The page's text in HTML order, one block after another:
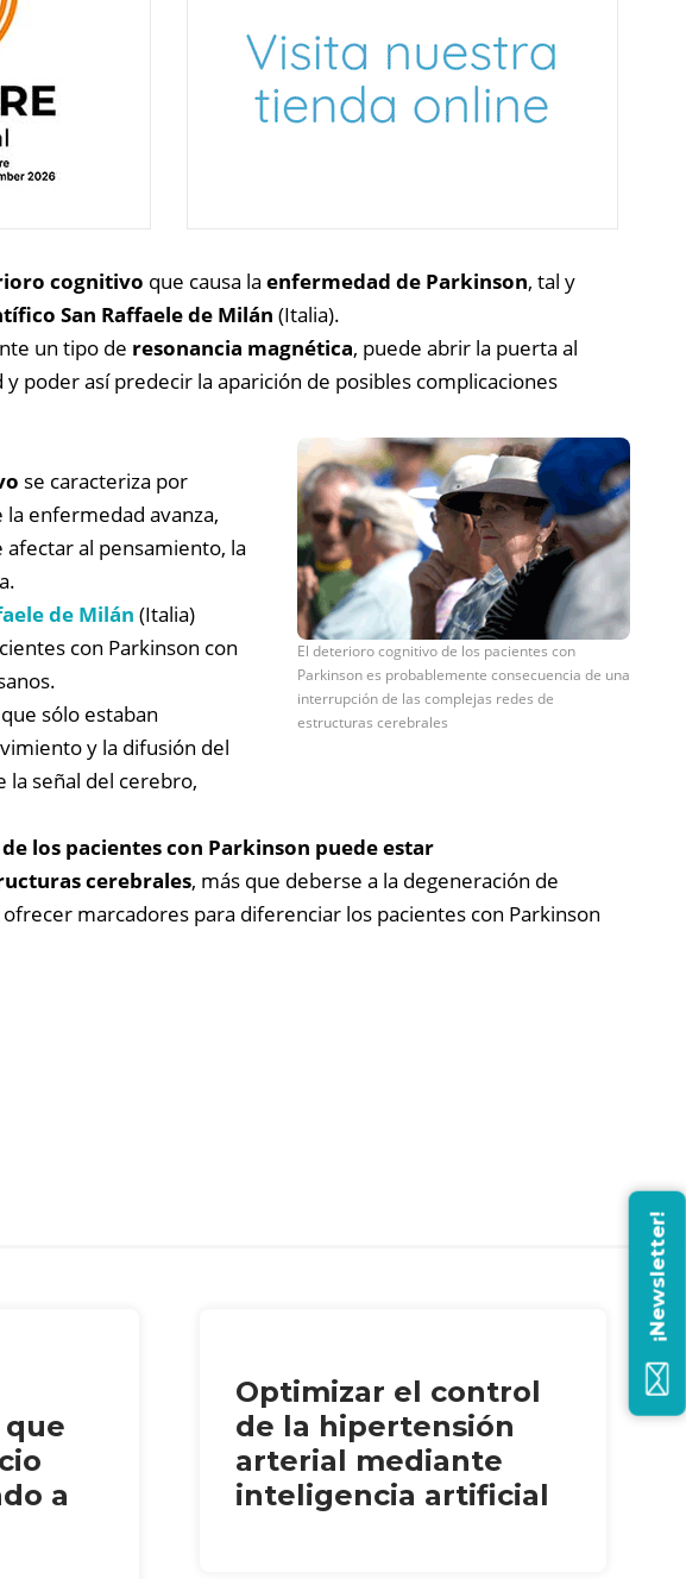
cognitivo que causa la enfermedad de Parkinson, tal y
San Raffaele de Milán (Italia).
un tipo de resonancia magnética, puede abrir la puerta al
poder así predecir la aparición de posibles complicaciones
El deterioro cognitivo de los pacientes con
Parkinson es probablemente consecuencia de una
interrupción de las complejas redes de
estructuras cerebrales
se caracteriza por
enfermedad avanza,
afectar al pensamiento, la
de Milán (Italia)
con Parkinson con
que sólo estaban
y la difusión del
la señal del cerebro,
los pacientes con Parkinson puede estar
cerebrales, más que deberse a la degeneración de
marcadores para diferenciar los pacientes con Parkinson
a
Optimizar el control
de la hipertensión
arterial mediante
inteligencia artificial
¡Newsletter!